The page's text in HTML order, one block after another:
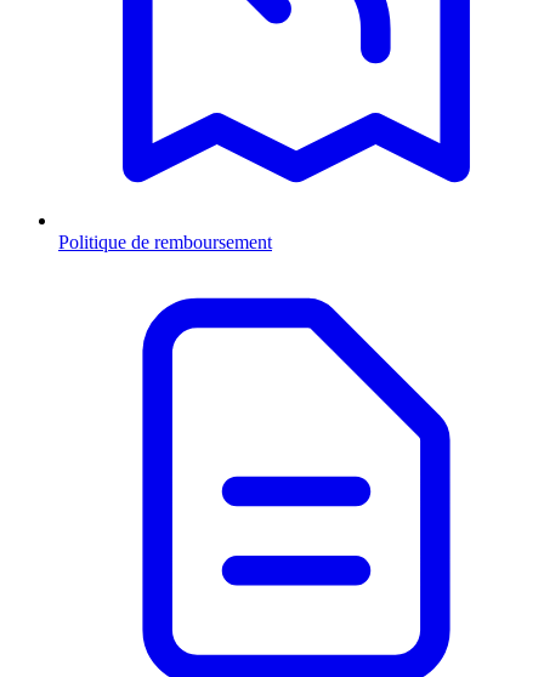
Politique de remboursement